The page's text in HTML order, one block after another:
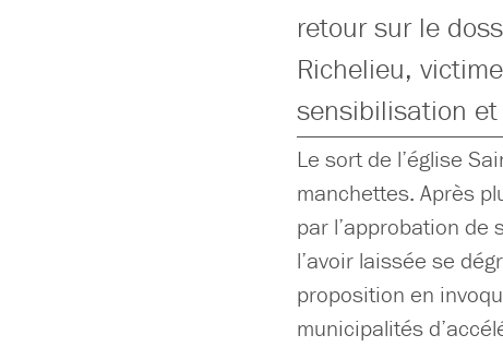
retour sur le
Richelieu,
sensibilisation
Le sort de l’église
manchettes. Après
par l’approbation de
l’avoir laissée se
proposition en
municipalités